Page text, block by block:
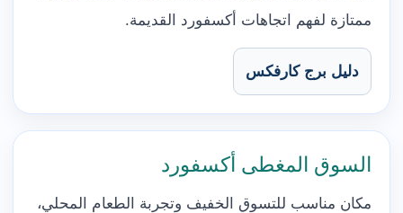
ممتازة لفهم اتجاهات أكسفورد القديمة.
دليل برج كارفكس
السوق المغطى أكسفورد
مكان مناسب للتسوق الخفيف وتجربة الطعام المحلي،